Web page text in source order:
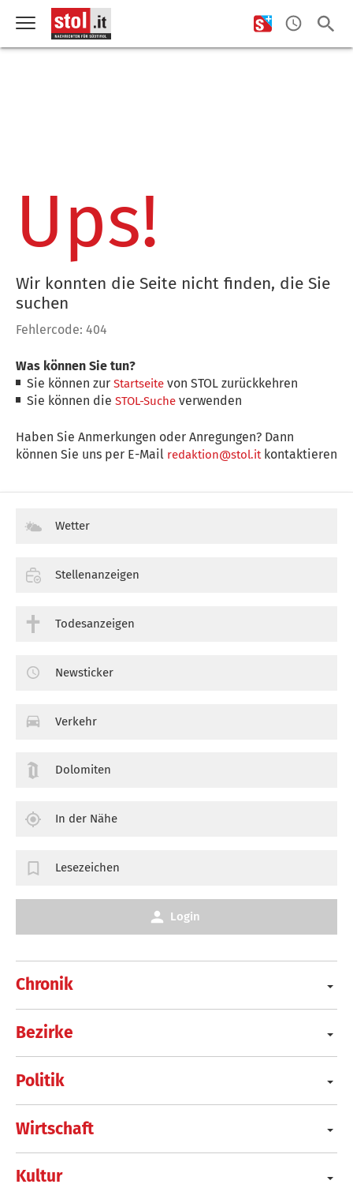
Ups!
Wir konnten die Seite nicht finden, die Sie
suchen
Fehlercode: 404
Was können Sie tun?
Sie können zurStartseite von STOL zurückkehren
Sie können dieSTOL-Suche verwenden
Haben Sie Anmerkungen oder Anregungen? Dann
können Sie uns per E-Mail redaktion@stol.itkontaktieren
Chronik
Bezirke
Politik
Wirtschaft
Kultur
Wetter
Stellenanzeigen
Todesanzeigen
Newsticker
Verkehr
Dolomiten
In der Nähe
Lesezeichen
Login